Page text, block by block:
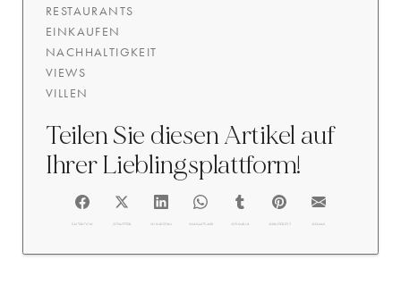
RESTAURANTS
EINKAUFEN
NACHHALTIGKEIT
VIEWS
VILLEN
Teilen Sie diesen Artikel auf
Ihrer Lieblingsplattform!
FACEBOOK @TWITTER @LINKEDIN @WHATSAPP @TUMBLR @PINTEREST @EMAIL